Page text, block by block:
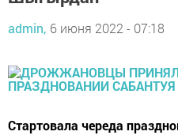
admin, 6 июня 2022 - 07:18
Стартовала череда